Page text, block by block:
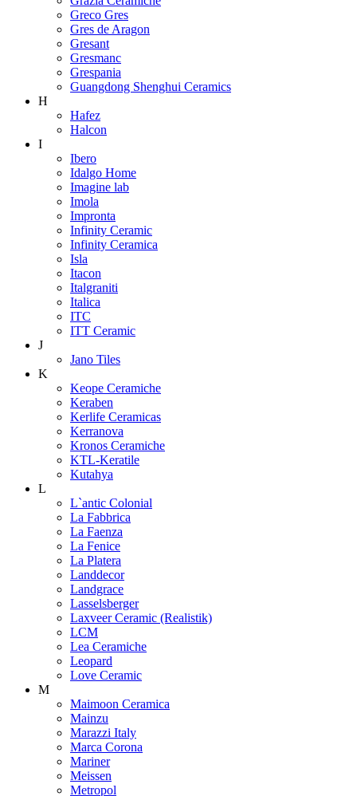
Greco Gres
Gres de Aragon
Gresant
Gresmanc
Grespania
Guangdong Shenghui Ceramics
H
Hafez
Halcon
I
Ibero
Idalgo Home
Imagine lab
Imola
Impronta
Infinity Ceramic
Infinity Ceramica
Isla
Itacon
Italgraniti
Italica
ITC
ITT Ceramic
J
Jano Tiles
K
Keope Ceramiche
Keraben
Kerlife Ceramicas
Kerranova
Kronos Ceramiche
KTL-Keratile
Kutahya
L
L`antic Colonial
La Fabbrica
La Faenza
La Fenice
La Platera
Landdecor
Landgrace
Lasselsberger
Laxveer Ceramic (Realistik)
LCM
Lea Ceramiche
Leopard
Love Ceramic
M
Maimoon Ceramica
Mainzu
Marazzi Italy
Marca Corona
Mariner
Meissen
Metropol